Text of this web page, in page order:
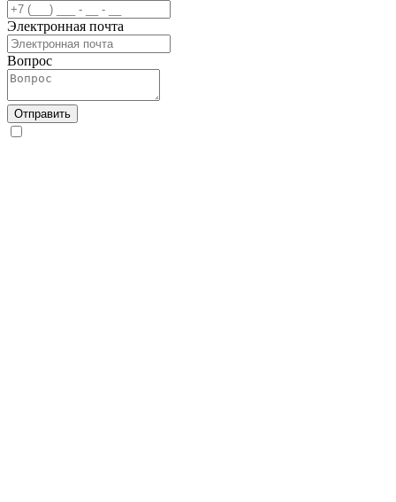
Электронная почта
Вопрос
Отправить